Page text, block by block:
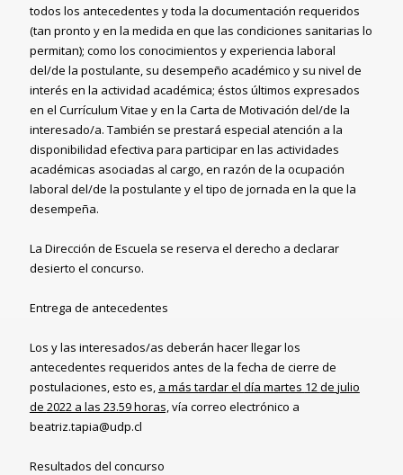
todos los antecedentes y toda la documentación requeridos
(tan pronto y en la medida en que las condiciones sanitarias lo
permitan); como los conocimientos y experiencia laboral
del/de la postulante, su desempeño académico y su nivel de
interés en la actividad académica; éstos últimos expresados
en el Currículum Vitae y en la Carta de Motivación del/de la
interesado/a. También se prestará especial atención a la
disponibilidad efectiva para participar en las actividades
académicas asociadas al cargo, en razón de la ocupación
laboral del/de la postulante y el tipo de jornada en la que la
desempeña.
La Dirección de Escuela se reserva el derecho a declarar
desierto el concurso.
Entrega de antecedentes
Los y las interesados/as deberán hacer llegar los
antecedentes requeridos antes de la fecha de cierre de
postulaciones, esto es, a más tardar el día martes 12de julio
de 2022 a las 23.59 horas,vía correo electrónico a
beatriz.tapia@udp.cl
Resultados del concurso